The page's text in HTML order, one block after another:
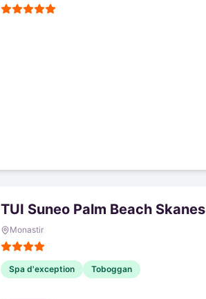
TUI Suneo Palm Beach Skanes
Monastir
Spa d'exception Toboggan